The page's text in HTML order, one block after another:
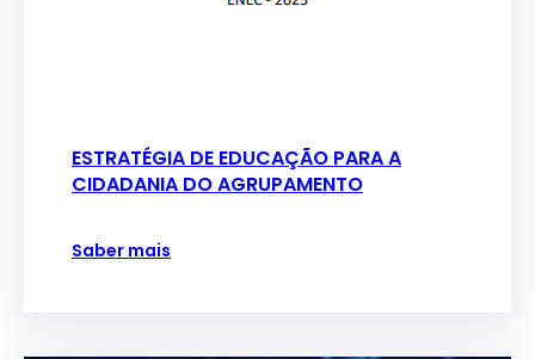
ESTRATÉGIA DE EDUCAÇÃO PARA A
CIDADANIA DO AGRUPAMENTO
Saber mais